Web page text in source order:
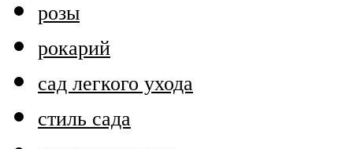
розы
рокарий
сад легкого ухода
стиль сада